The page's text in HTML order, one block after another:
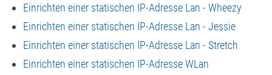
Einrichten einer statischen IP-Adresse Lan - Wheezy
Einrichten einer statischen IP-Adresse Lan - Jessie
Einrichten einer statischen IP-Adresse Lan - Stretch
Einrichten einer statischen IP-Adresse WLan